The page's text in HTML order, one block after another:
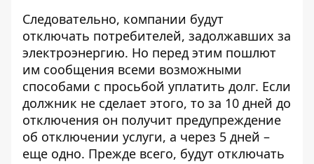
Следовательно, компании будут
отключать потребителей, задолжавших за
электроэнергию. Но перед этим пошлют
им сообщения всеми возможными
способами с просьбой уплатить долг. Если
должник не сделает этого, то за 10 дней до
отключения он получит предупреждение
об отключении услуги, а через 5 дней –
еще одно. Прежде всего, будут отключать